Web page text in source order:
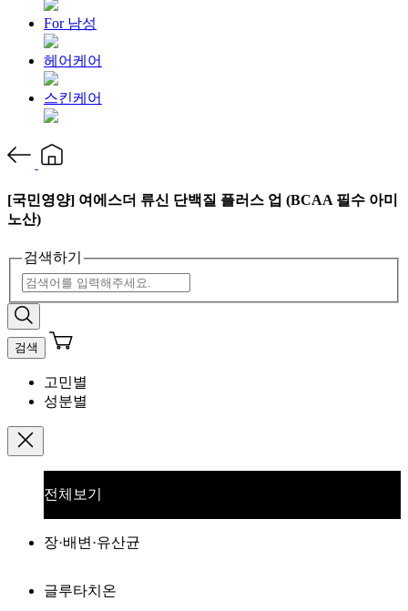
For 남성
헤어케어
스킨케어
[국민영양] 여에스더 류신 단백질 플러스 업 (BCAA 필수 아미
노산)
검색하기
검색
고민별
성분별
전체보기
장·배변·유산균
글루타치온